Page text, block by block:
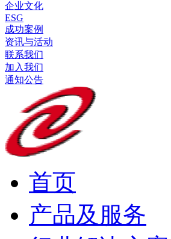
企业文化
ESG
成功案例
资讯与活动
联系我们
加入我们
通知公告
首页
产品及服务